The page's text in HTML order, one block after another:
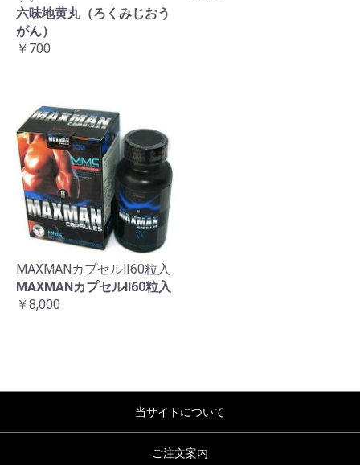
六味地黄丸（ろくみじおう
がん）
￥700
MAXMANカプセルⅡ60粒入
MAXMANカプセルⅡ60粒入
￥8,000
当サイトについて
ご注文案内